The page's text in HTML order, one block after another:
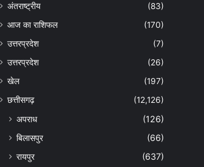
अंतराष्ट्रीय
(83)
आज का राशिफल
(170)
उत्तरप्रदेश
(7)
उत्तरप्रदेश
(26)
खेल
(197)
छत्तीसगढ़
(12,126)
अपराध
(126)
बिलासपुर
(66)
रायपुर
(637)